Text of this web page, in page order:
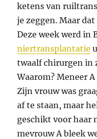
ketens van
je zeggen. Maar
Deze week werd in
niertransplantatie
twaalf chirurgen in
Waarom? Meneer
Zijn vrouw was
af te staan, maar
geschikt voor haar
mevrouw A bleek